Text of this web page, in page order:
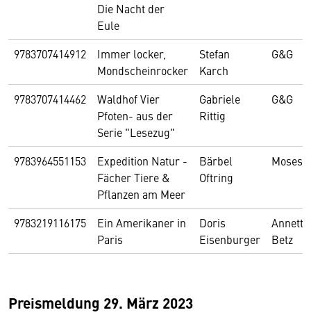
Die Nacht der
Eule
9783707414912
Immer locker,
Mondscheinrocker
Stefan
Karch
G&G
9783707414462
Waldhof Vier
Pfoten- aus der
Serie "Lesezug"
Gabriele
Rittig
G&G
9783964551153
Expedition Natur -
Fächer Tiere &
Pflanzen am Meer
Bärbel
Oftring
Moses
9783219116175
Ein Amerikaner in
Paris
Doris
Eisenburger
Annette
Betz
Preismeldung 29. März 2023